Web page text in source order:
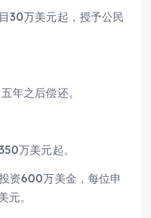
30万美元起，授予公民
年之后偿还。
万美元起。
资600万美金，每位申
元。